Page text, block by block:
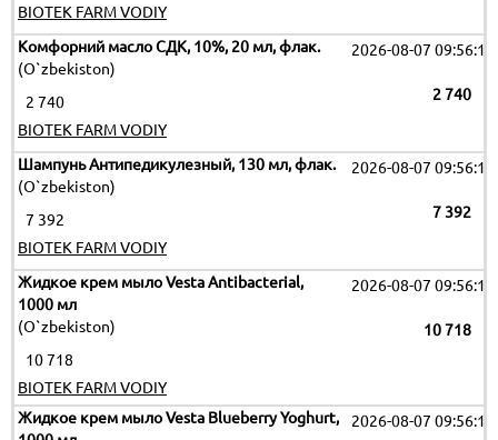
BIOTEK FARM VODIY
Комфорний масло СДК, 10%, 20 мл, флак.
(O`zbekiston)
2026-08-07 09:56:12
2 740
2 740
BIOTEK FARM VODIY
Шампунь Антипедикулезный, 130 мл, флак.
(O`zbekiston)
2026-08-07 09:56:12
7 392
7 392
BIOTEK FARM VODIY
Жидкое крем мыло Vesta Antibacterial,
1000 мл
(O`zbekiston)
2026-08-07 09:56:12
10 718
10 718
BIOTEK FARM VODIY
Жидкое крем мыло Vesta Blueberry Yoghurt,
2026-08-07 09:56:12